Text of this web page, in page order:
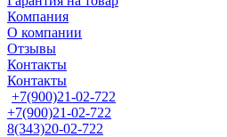
Компания
О компании
Отзывы
Контакты
Контакты
+7(900)21-02-722
+7(900)21-02-722
8(343)20-02-722